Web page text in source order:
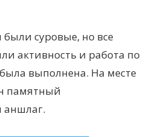
суровые, но все
активность и работа по
выполнена. На месте
памятный